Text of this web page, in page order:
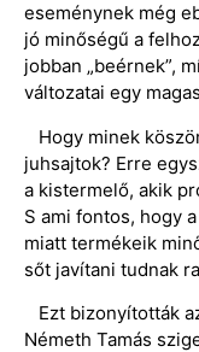
eseménynek még
jó minőségű a
jobban „beérnek”,
változatai egy
Hogy minek
juhsajtok? Erre
a kistermelő, akik
S ami fontos, hogy
miatt termékeik
sőt javítani tudnak
Ezt bizonyították
Németh Tamás